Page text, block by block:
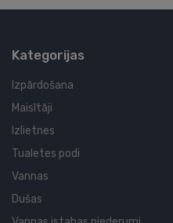
Kategorijas
Izpārdošana
Maisītāji
Izlietnes
Tualetes podi
Vannas
Dušas